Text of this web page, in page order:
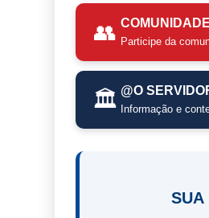
👥 Participe da
🏛️ @O
Informação e
SUA